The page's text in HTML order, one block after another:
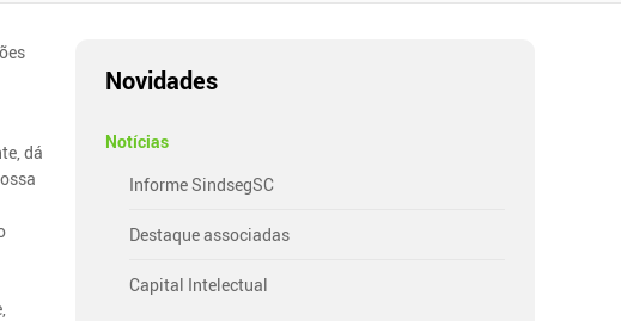
dá
Novidades
Notícias
Informe SindsegSC
Destaque associadas
Capital Intelectual